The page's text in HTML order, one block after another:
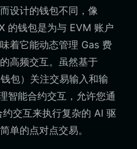
设计的钱包不同，像
的钱包是为与 EVM 账户
着它能动态管理 Gas 费
高频交互。虽然基于
包）关注交易输入和输
智能合约交互，允许您通
交互来执行复杂的 AI 驱
单的点对点交易。